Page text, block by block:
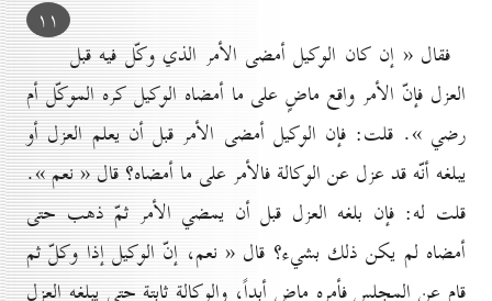
۱۱
فقال « إن كان الوكيل أمضى الأمر الذي وكّل فيه قبل
العزل فإنّ الأمر واقع ماضٍ على ما أمضاه الوكيل كره الموكّل أم
رضي ». قلت: فإن الوكيل أمضى الأمر قبل أن يعلم العزل أو
يبلغه أنّه قد عزل عن الوكالة فالأمر على ما أمضاه؟ قال « نعم ».
قلت له: فإن بلغه العزل قبل أن يمضي الأمر ثمّ ذهب حتى
أمضاه لم يكن ذلك بشيء؟ قال « نعم، إنّ الوكيل إذا وكلّ ثم
قام عن المجلس فأمره ماضٍ أبداً، والوكالة ثابتة حتى يبلغه العزل